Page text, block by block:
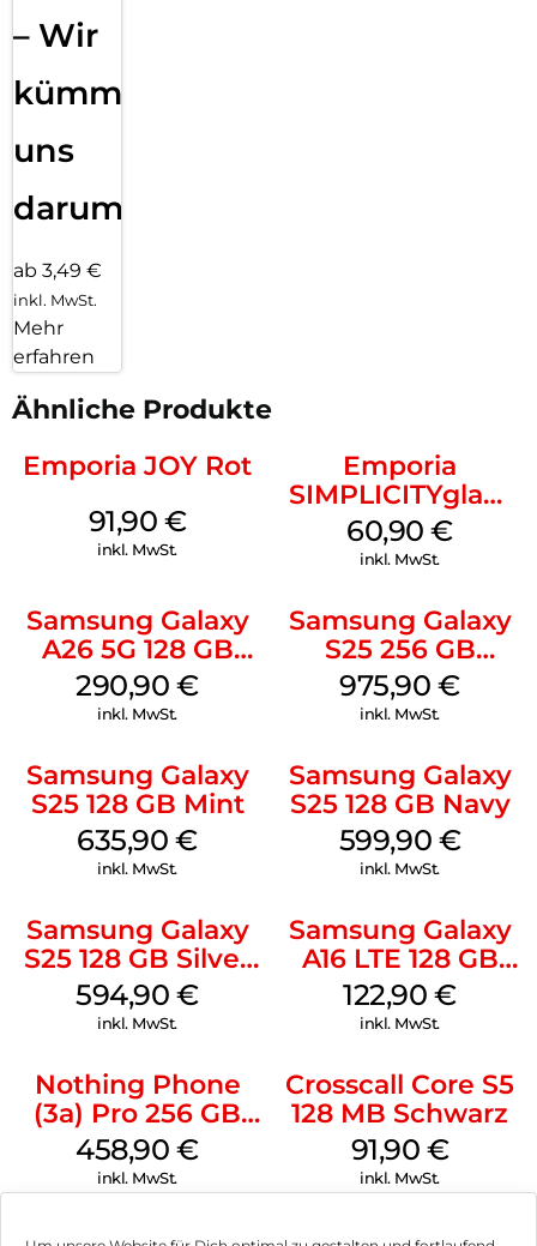
– Wir
kümmern
uns
darum!
ab 3,49 €
inkl. MwSt.
Mehr
erfahren
Ähnliche Produkte
Emporia JOY Rot
91,90 €
inkl. MwSt.
Emporia
SIMPLICITYglam
Schwarz
60,90€
inkl. MwSt.
Samsung Galaxy
A26 5G 128 GB
White
290,90€
inkl. MwSt.
Samsung Galaxy
S25 256 GB
Icyblue
975,90€
inkl. MwSt.
Samsung Galaxy
S25 128 GB Mint
635,90€
inkl. MwSt.
Samsung Galaxy
S25 128 GB Navy
599,90 €
inkl. MwSt.
Samsung Galaxy
S25 128 GB Silver
Shadow
594,90€
inkl. MwSt.
Samsung Galaxy
A16 LTE 128 GB
Black
122,90€
inkl. MwSt.
Nothing Phone
(3a) Pro 256 GB
Grey
458,90€
inkl. MwSt.
Crosscall Core S5
128 MB Schwarz
91,90 €
inkl. MwSt.